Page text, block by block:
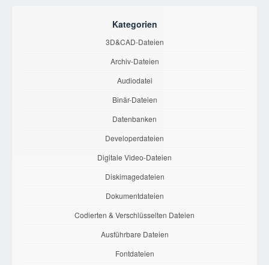
Kategorien
3D&CAD-Dateien
Archiv-Dateien
Audiodatei
Binär-Dateien
Datenbanken
Developerdateien
Digitale Video-Dateien
Diskimagedateien
Dokumentdateien
Codierten & Verschlüsselten Dateien
Ausführbare Dateien
Fontdateien